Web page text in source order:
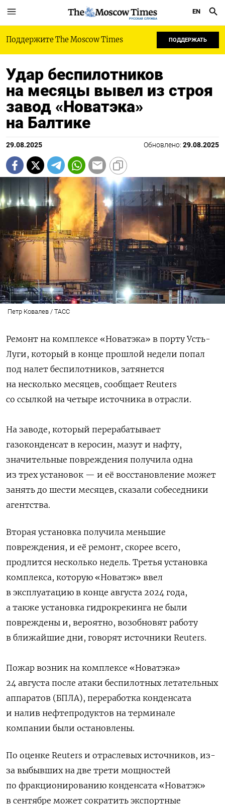
РУССКАЯ СЛУЖБА
EN
Поддержите The Moscow Times ПОДДЕРЖАТЬ
Удар беспилотников
на месяцы вывел из строя
завод «Новатэка»
на Балтике
29.08.2025 Обновлено: 29.08.2025
Петр Ковалев / ТАСС
Ремонт на комплексе «Новатэка» в порту Усть-
Луги, который в конце прошлой недели попал
под налет беспилотников, затянется
на несколько месяцев, сообщает Reuters
со ссылкой на четыре источника в отрасли.
На заводе, который перерабатывает
газоконденсат в керосин, мазут и нафту,
значительные повреждения получила одна
из трех установок — и её восстановление может
занять до шести месяцев, сказали собеседники
агентства.
Вторая установка получила меньшие
повреждения, и её ремонт, скорее всего,
продлится несколько недель. Третья установка
комплекса, которую «Новатэк» ввел
в эксплуатацию в конце августа 2024 года,
а также установка гидрокрекинга не были
повреждены и, вероятно, возобновят работу
в ближайшие дни, говорят источники Reuters.
Пожар возник на комплексе «Новатэка»
24 августа после атаки беспилотных летательных
аппаратов (БПЛА), переработка конденсата
и налив нефтепродуктов на терминале
компании были остановлены.
По оценке Reuters и отраслевых источников, из-
за выбывших на две трети мощностей
по фракционированию конденсата «Новатэк»
в сентябре может сократить экспортные